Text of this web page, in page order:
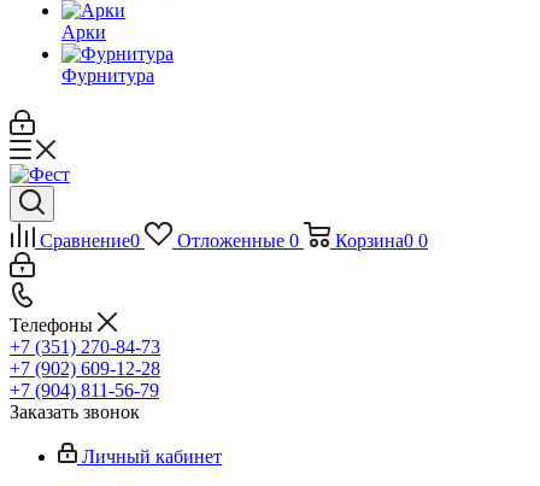
Арки
Фурнитура
Сравнение0 Отложенные 0 Корзина0 0
Телефоны
+7 (351) 270-84-73
+7 (902) 609-12-28
+7 (904) 811-56-79
Заказать звонок
Личный кабинет